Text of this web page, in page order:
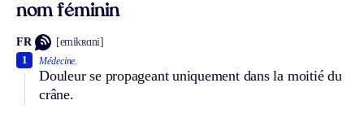
nom féminin
FR [emikʀɑni]
Médecine.
Douleur se propageant uniquement dans la moitié du
crâne.
1